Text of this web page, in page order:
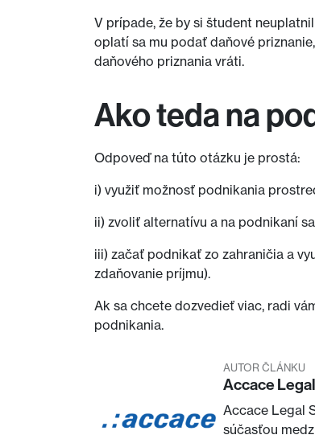
V prípade, že by si študent
oplatí sa mu podať daňové
daňového priznania vráti.
Ako teda na
Odpoveď na túto otázku je prostá:
i) využiť možnosť podnikania
ii) zvoliť alternatívu a na podnikaní
iii) začať podnikať zo zahraničia a
zdaňovanie príjmu).
Ak sa chcete dozvedieť viac, radi
podnikania.
AUTOR ČLÁNKU
Accace Legal
Accace Legal
súčasťou